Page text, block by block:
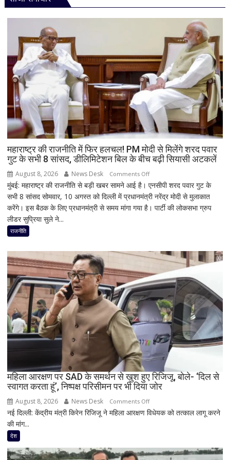
महाराष्ट्र की राजनीति में फिर हलचल! PM मोदी से मिलेंगे शरद पवार
गुट के सभी 8 सांसद, डीलिमिटेशन बिल के बीच बढ़ी सियासी अटकलें
August 8, 2026 News Desk Comments Offon
महाराष्ट्र
की
राजनीति
PM
से
मिलेंगे
शरद
पवार
गुट
सभी
8
डीलिमिटेशन
बिल
के
बीच
मुंबई: महाराष्ट्र की राजनीति से बड़ी खबर सामने आई है। एनसीपी शरद पवार गुट के
सभी 8 सांसद सोमवार, 10 अगस्त को दिल्ली में प्रधानमंत्री नरेंद्र मोदी से मुलाकात
करेंगे। इस बैठक के लिए प्रधानमंत्री से समय मांगा गया है। पार्टी की लोकसभा ग्रुप
लीडर सुप्रिया सुले ने...
राजनीति
महिला आरक्षण पर SAD के समर्थन से खुश हुए रिजिजू, बोले- ‘दिल से
स्वागत करता हूं’, निष्पक्ष परिसीमन पर भी दिया जोर
August 8, 2026 News Desk Comments Offon
महिला
के
नई दिल्ली: केंद्रीय मंत्री किरेन रिजिजू ने महिला आरक्षण विधेयक को तत्काल लागू करने
की मांग...
देश